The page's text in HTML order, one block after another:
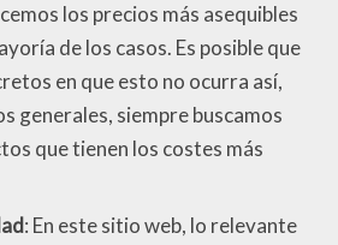
los precios más asequibles
de los casos. Es posible que
en que esto no ocurra así,
generales, siempre buscamos
que tienen los costes más
: En este sitio web, lo relevante